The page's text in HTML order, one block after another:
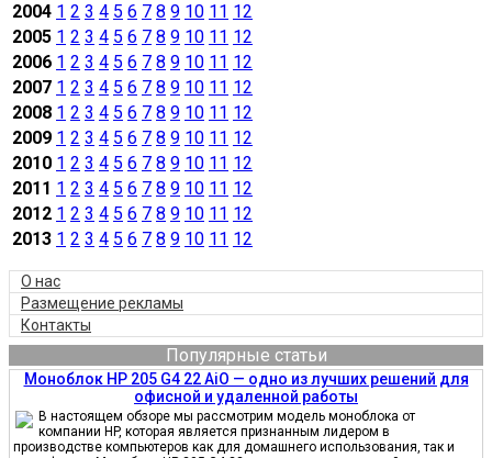
2004 1 2 3 4 5 6 7 8 9 10 11 12
2005 1 2 3 4 5 6 7 8 9 10 11 12
2006 1 2 3 4 5 6 7 8 9 10 11 12
2007 1 2 3 4 5 6 7 8 9 10 11 12
2008 1 2 3 4 5 6 7 8 9 10 11 12
2009 1 2 3 4 5 6 7 8 9 10 11 12
2010 1 2 3 4 5 6 7 8 9 10 11 12
2011 1 2 3 4 5 6 7 8 9 10 11 12
2012 1 2 3 4 5 6 7 8 9 10 11 12
2013 1 2 3 4 5 6 7 8 9 10 11 12
О нас
Размещение рекламы
Контакты
Популярные статьи
Моноблок HP 205 G4 22 AiO — одно из лучших решений для
офисной и удаленной работы
В настоящем обзоре мы рассмотрим модель моноблока от
компании HP, которая является признанным лидером в
производстве компьютеров как для домашнего использования, так и